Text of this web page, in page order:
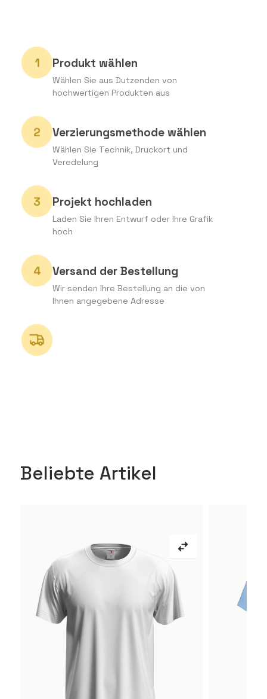
Produkt wählen
Wählen Sie aus Dutzenden von
hochwertigen Produkten aus
Verzierungsmethode wählen
Wählen Sie Technik, Druckort und
Veredelung
Projekt hochladen
Laden Sie Ihren Entwurf oder Ihre Grafik
hoch
Versand der Bestellung
Wir senden Ihre Bestellung an die von
Ihnen angegebene Adresse
Beliebte Artikel